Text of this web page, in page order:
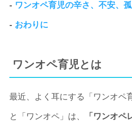
- ワンオペ育児の辛さ、不安、
- おわりに
ワンオペ育児とは
最近、よく耳にする「ワンオペ
と「ワンオペ」は、 「ワンオペ